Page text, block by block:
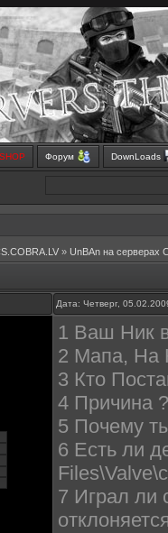
Форум DownLoads
» UnBAn на серверах
Дата: Четверг,
1 Ваш Ник
2 Мапа, На
3 Кто
4 Причина
5 Почему
6 Есть ли
7 Играл ли